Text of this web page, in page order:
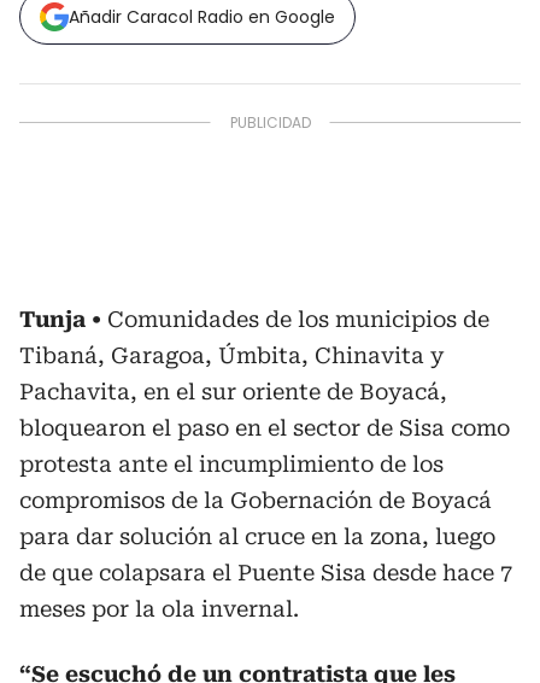
Añadir Caracol Radio en Google
Tunja
Comunidades de los municipios de
Tibaná, Garagoa, Úmbita, Chinavita y
Pachavita, en el sur oriente de Boyacá,
bloquearon el paso en el sector de Sisa como
protesta ante el incumplimiento de los
compromisos de la Gobernación de Boyacá
para dar solución al cruce en la zona, luego
de que colapsara el Puente Sisa desde hace 7
meses por la ola invernal.
“Se escuchó de un contratista que les